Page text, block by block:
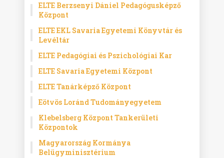
ELTE Berzsenyi Dániel Pedagógusképző
Központ
ELTE EKL Savaria Egyetemi Könyvtár és
Levéltár
ELTE Pedagógiai és Pszichológiai Kar
ELTE Savaria Egyetemi Központ
ELTE Tanárképző Központ
Eötvös Loránd Tudományegyetem
Klebelsberg Központ Tankerületi
Központok
Magyarország Kormánya
Belügyminisztérium